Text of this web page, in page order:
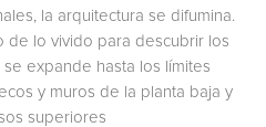
la arquitectura se difumina.
de lo vivido para descubrir los
expande hasta los límites
y muros de la planta baja y
superiores